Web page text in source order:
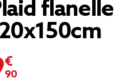
flanelle
€